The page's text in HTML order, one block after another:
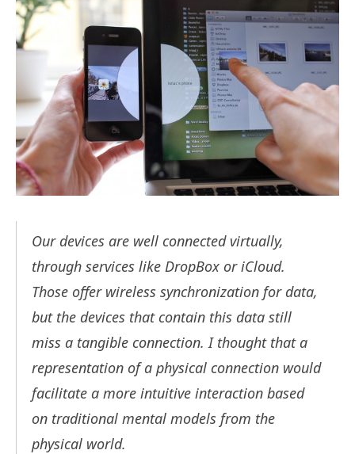
Our devices are well connected virtually,
through services like DropBox or iCloud.
Those offer wireless synchronization for data,
but the devices that contain this data still
miss a tangible connection. I thought that a
representation of a physical connection would
facilitate a more intuitive interaction based
on traditional mental models from the
physical world.